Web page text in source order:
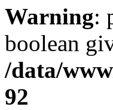
Warning:
boolean
/data/
92